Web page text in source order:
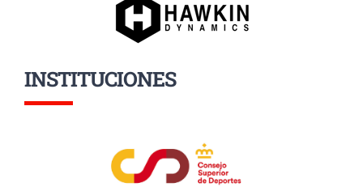
INSTITUCIONES